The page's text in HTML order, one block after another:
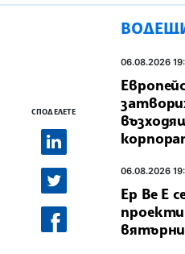
СПОДЕЛЕТЕ
06.08.2026
06.08.2026
Ер Ве Е